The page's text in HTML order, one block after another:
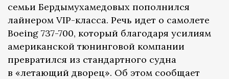
семьи Бердымухамедовых пополнился
лайнером VIP-класса. Речь идет о самолете
Boeing 737-700, который благодаря усилиям
американской тюнинговой компании
превратился из стандартного судна
в «летающий дворец». Об этом сообщает